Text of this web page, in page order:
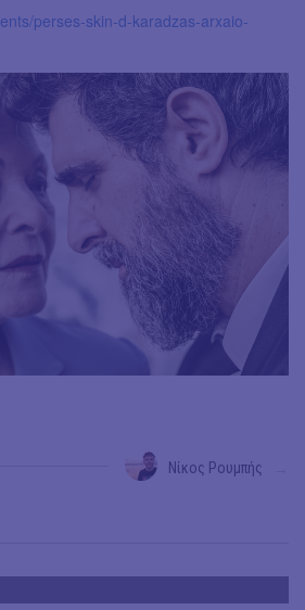
perses-skin-d-karadzas-arxaio-
Νίκος Ρουμπής